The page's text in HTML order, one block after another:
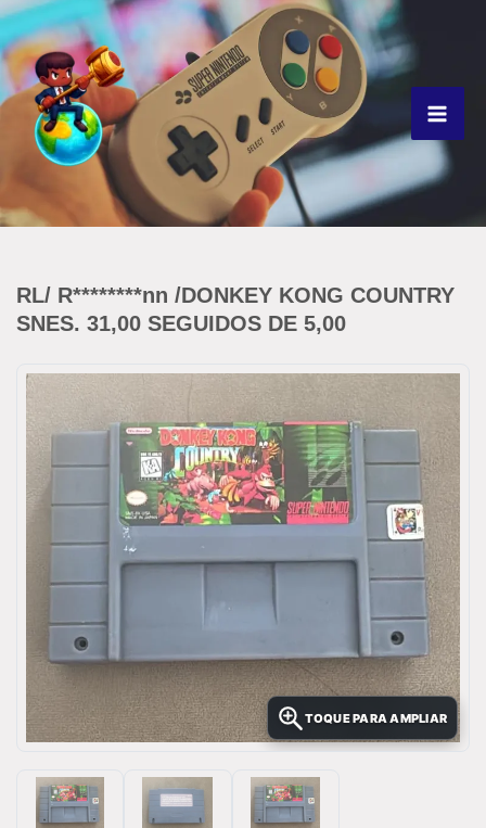
Ir
para
o
conteúdo
RL/ R********nn /DONKEY KONG COUNTRY
SNES. 31,00 SEGUIDOS DE 5,00
TOQUE PARA AMPLIAR